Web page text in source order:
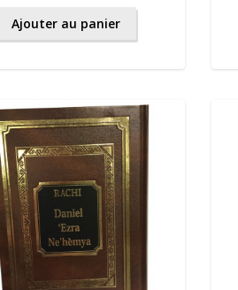
Ajouter au panier